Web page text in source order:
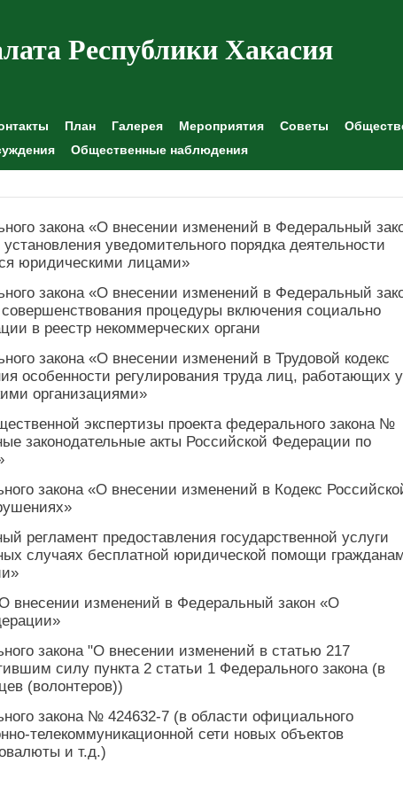
Республики Хакасия
План Галерея Мероприятия Советы
Общественные наблюдения
закона «О внесении изменений в Федеральный
уведомительного порядка деятельности
юридическими лицами»
закона «О внесении изменений в Федеральный
процедуры включения социально
в реестр некоммерческих органи
закона «О внесении изменений в Трудовой кодекс
особенности регулирования труда лиц, работающих у
организациями»
экспертизы проекта федерального закона №
законодательные акты Российской Федерации по
закона «О внесении изменений в Кодекс
регламент предоставления государственной услуги
случаях бесплатной юридической помощи
внесении изменений в Федеральный закон «О
закона "О внесении изменений в статью 217
силу пункта 2 статьи 1 Федерального закона (в
(волонтеров))
закона № 424632-7 (в области официального
телекоммуникационной сети новых объектов
и т.д.)